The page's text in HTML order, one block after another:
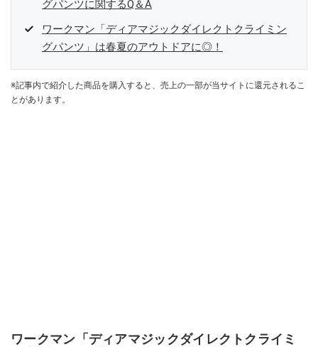
グパンツに関するQ＆A
ワークマン「ディアマジックダイレクトクライミン
グパンツ」は春夏のアウトドアに◎！
※記事内で紹介した商品を購入すると、売上の一部が当サイトに還元されるこ
とがあります。
ワークマン「ディアマジックダイレクトクライミ